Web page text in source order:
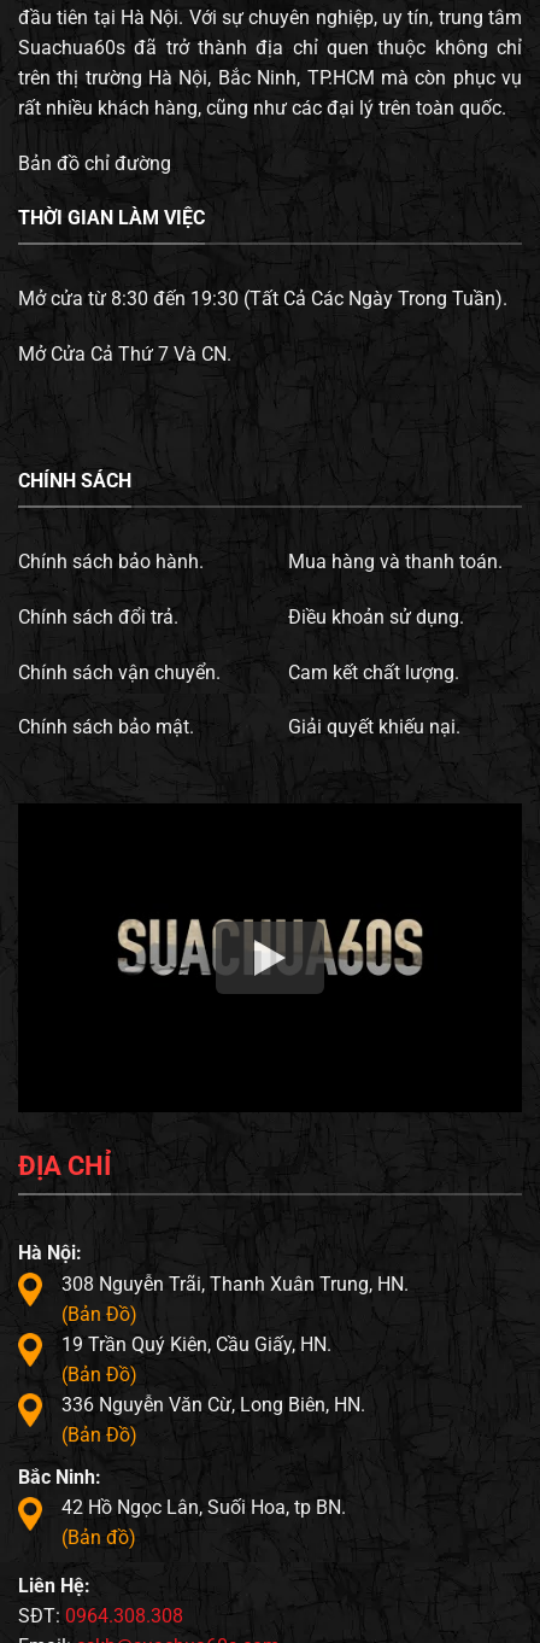
đầu tiên tại Hà Nội. Với sự chuyên nghiệp, uy tín, trung tâm
Suachua60s đã trở thành địa chỉ quen thuộc không chỉ
trên thị trường Hà Nội, Bắc Ninh, TP.HCM mà còn phục vụ
rất nhiều khách hàng, cũng như các đại lý trên toàn quốc.
Bản đồ chỉ đường
THỜI GIAN LÀM VIỆC
Mở cửa từ 8:30 đến 19:30 (Tất Cả Các Ngày Trong Tuần).
Mở Cửa Cả Thứ 7 Và CN.
CHÍNH SÁCH
Chính sách bảo hành.
Chính sách đổi trả.
Chính sách vận chuyển.
Chính sách bảo mật.
Mua hàng và thanh toán.
Điều khoản sử dụng.
Cam kết chất lượng.
Giải quyết khiếu nại.
ĐỊA CHỈ
Hà Nội:
308 Nguyễn Trãi, Thanh Xuân Trung, HN.
(Bản Đồ)
19 Trần Quý Kiên, Cầu Giấy, HN.
(Bản Đồ)
336 Nguyễn Văn Cừ, Long Biên, HN.
(Bản Đồ)
Bắc Ninh:
42 Hồ Ngọc Lân, Suối Hoa, tp BN.
(Bản đồ)
Liên Hệ:
SĐT: 0964.308.308